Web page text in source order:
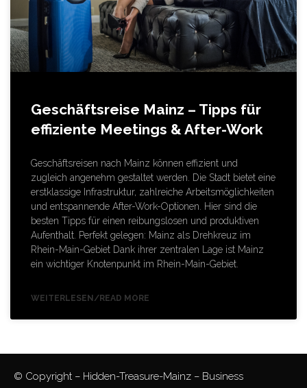
Geschäftsreise Mainz – Tipps für
effiziente Meetings & After-Work
Geschäftsreisen nach Mainz können effizient und
zugleich angenehm gestaltet werden. Die Stadt bietet eine
erstklassige Infrastruktur, zahlreiche Arbeitsmöglichkeiten
und entspannende After-Work-Optionen. Hier sind die
besten Tipps für einen reibungslosen und produktiven
Aufenthalt. Perfekt gelegen: Mainz als Drehkreuz im
Rhein-Main-Gebiet Dank ihrer zentralen Lage ist Mainz
ein wichtiger Knotenpunkt im Rhein-Main-Gebiet.
WEITERLESEN/READ MORE
© Copyright – Hidden-Treasure-Mainz – Business